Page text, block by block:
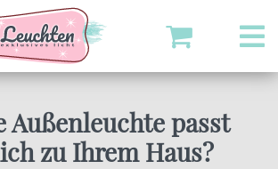
Außenleuchte passt
zu Ihrem Haus?